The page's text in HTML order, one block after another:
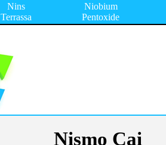
Nins
Terrassa
Niobium
Pentoxide
Nismo Cai